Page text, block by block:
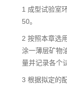
1 成型试验室
50。
2 按照本章选
涂一薄层矿物
量并记录各个
3 根据拟定的